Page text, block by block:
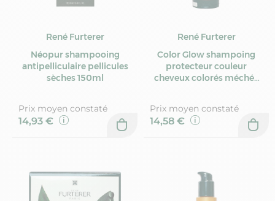
René Furterer
Néopur shampooing
antipelliculaire pellicules
sèches 150ml
Prix moyen constaté
14,93 €
René Furterer
Color Glow shampoing
protecteur couleur
cheveux colorés méchés
Prix moyen constaté
14,58 €